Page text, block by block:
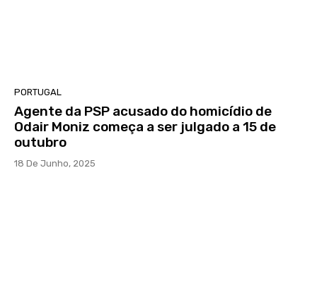
PORTUGAL
Agente da PSP acusado do homicídio de
Odair Moniz começa a ser julgado a 15 de
outubro
18 De Junho, 2025